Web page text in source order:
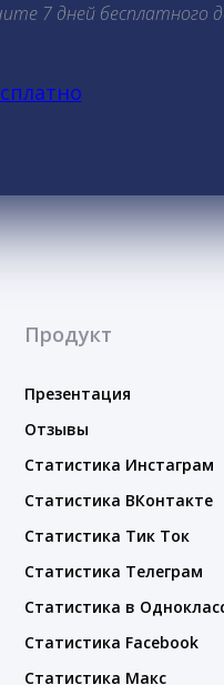
7 дней бесплатного
Продукт
Презентация
Отзывы
Статистика Инстаграм
Статистика ВКонтакте
Статистика Тик Ток
Статистика Телеграм
Статистика в
Статистика Facebook
Статистика Макс